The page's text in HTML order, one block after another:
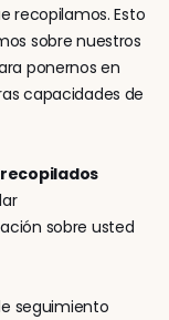
recopilamos. Esto
sobre nuestros
ponernos en
capacidades de
sobre usted
seguimiento